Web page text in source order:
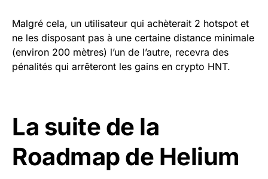
Malgré cela, un utilisateur qui achèterait 2 hotspot et
ne les disposant pas à une certaine distance minimale
(environ 200 mètres) l’un de l’autre, recevra des
pénalités qui arrêteront les gains en crypto HNT.
La suite de la
Roadmap de Helium